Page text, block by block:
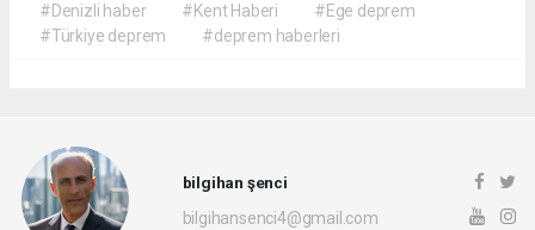
#Denizli haber
#Kent Haberi
#Ege deprem
#Türkiye deprem
#deprem haberleri
bilgihan şenci
bilgihansenci4@gmail.com